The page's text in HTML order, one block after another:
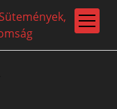
open
menu